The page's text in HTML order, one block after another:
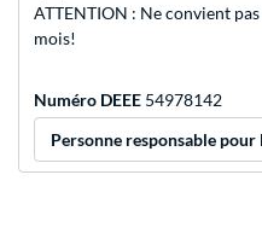
ATTENTION : Ne convient
mois!
Numéro DEEE 54978142
Personne responsable pour